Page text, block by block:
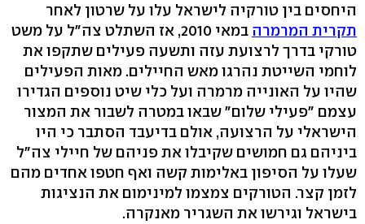
היחסים בין טורקיה לישראל עלו על שרטון לאחר
תקרית המרמרה
במאי 2010, אז השתלט צה"ל על משט
טורקי בדרך לרצועת עזה ותשעה פעילים שתקפו את
לוחמי השייטת נהרגו מאש החיילים. מאות הפעילים
שהיו על האונייה מרמרה ועל כלי שיט נוספים הגדירו
עצמם "פעילי שלום" שבאו במטרה לשבור את המצור
הישראלי על הרצועה, אולם בדיעבד הסתבר כי היו
ביניהם גם חמושים שקיבלו את פניהם של חיילי צה"ל
שעלו על הסיפון באלימות קשה ואף חטפו אחדים מהם
לזמן קצר. הטורקים צמצמו למינימום את הנציגות
בישראל וגירשו את השגריר מאנקרה.